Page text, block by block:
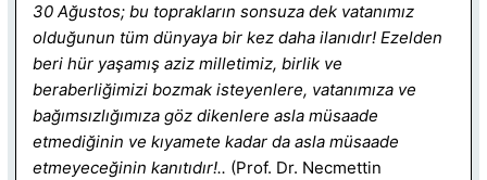
30 Ağustos; bu toprakların sonsuza dek vatanımız
olduğunun tüm dünyaya bir kez daha ilanıdır! Ezelden
beri hür yaşamış aziz milletimiz, birlik ve
beraberliğimizi bozmak isteyenlere, vatanımıza ve
bağımsızlığımıza göz dikenlere asla müsaade
etmediğinin ve kıyamete kadar da asla müsaade
etmeyeceğinin kanıtıdır!.. (Prof. Dr. Necmettin